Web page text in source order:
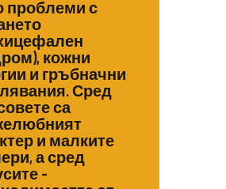
проблеми с
кожни
и гръбначни
Сред
са
и малките
а сред
–